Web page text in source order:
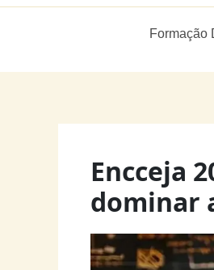
Formação
Encceja
dominar